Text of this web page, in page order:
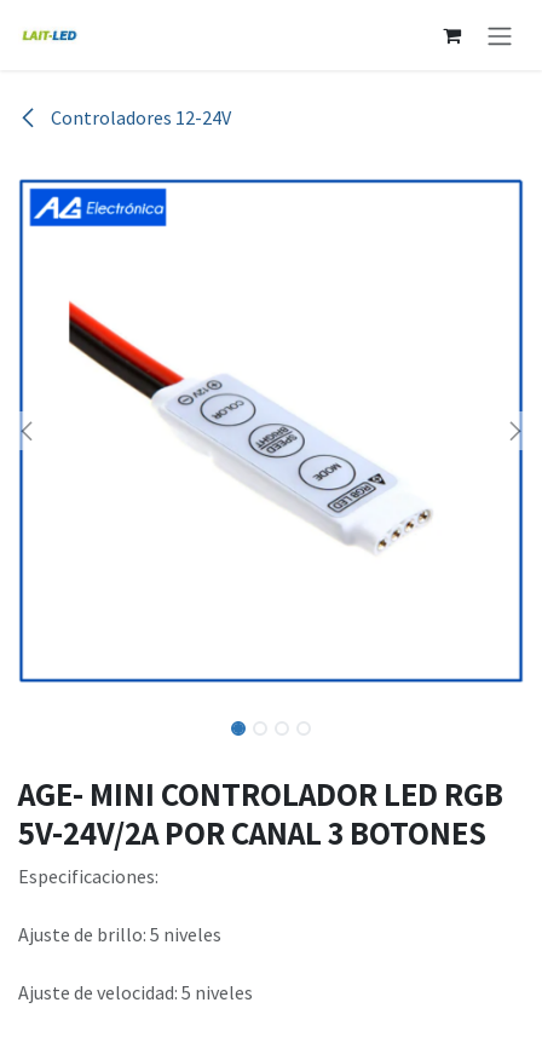
Controladores 12-24V
AGE- MINI CONTROLADOR LED RGB
5V-24V/2A POR CANAL 3 BOTONES
Especificaciones:
Ajuste de brillo: 5 niveles
Ajuste de velocidad: 5 niveles